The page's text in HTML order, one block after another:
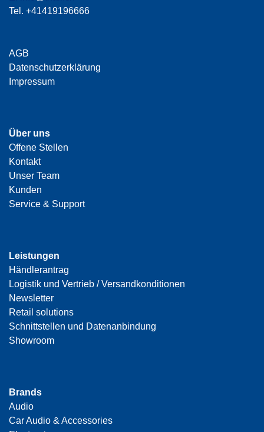
Tel. +41419196666
AGB
Datenschutzerklärung
Impressum
Über uns
Offene Stellen
Kontakt
Unser Team
Kunden
Service & Support
Leistungen
Händlerantrag
Logistik und Vertrieb / Versandkonditionen
Newsletter
Retail solutions
Schnittstellen und Datenanbindung
Showroom
Brands
Audio
Car Audio & Accessories